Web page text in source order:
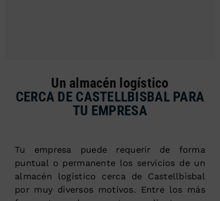
Un almacén logístico
CERCA DE CASTELLBISBAL PARA
TU EMPRESA
Tu empresa puede requerir de forma
puntual o permanente los servicios de un
almacén logístico cerca de Castellbisbal
por muy diversos motivos. Entre los más